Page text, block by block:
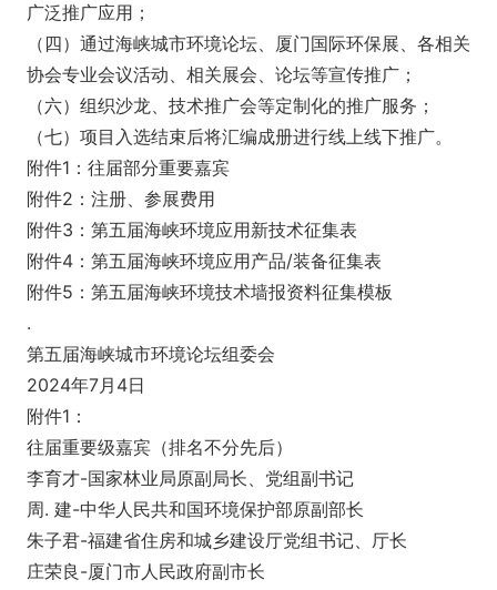
广泛推广应用；
（四）通过海峡城市环境论坛、厦门国际环保展、各相关
协会专业会议活动、相关展会、论坛等宣传推广；
（六）组织沙龙、技术推广会等定制化的推广服务；
（七）项目入选结束后将汇编成册进行线上线下推广。
附件1：往届部分重要嘉宾
附件2：注册、参展费用
附件3：第五届海峡环境应用新技术征集表
附件4：第五届海峡环境应用产品/装备征集表
附件5：第五届海峡环境技术墙报资料征集模板
.
第五届海峡城市环境论坛组委会
2024年7月4日
附件1：
往届重要级嘉宾（排名不分先后）
李育才-国家林业局原副局长、党组副书记
周. 建-中华人民共和国环境保护部原副部长
朱子君-福建省住房和城乡建设厅党组书记、厅长
庄荣良-厦门市人民政府副市长